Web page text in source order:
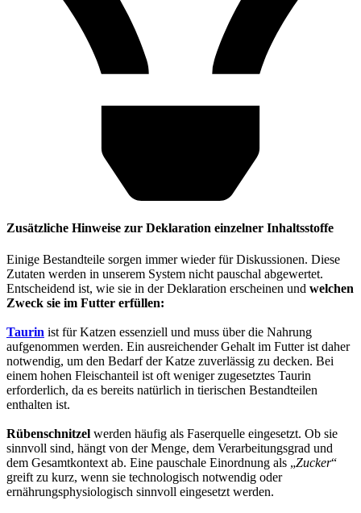
Zusätzliche Hinweise zur Deklaration einzelner Inhaltsstoffe
Einige Bestandteile sorgen immer wieder für Diskussionen. Diese
Zutaten werden in unserem System nicht pauschal abgewertet.
Entscheidend ist, wie sie in der Deklaration erscheinen und welchen
Zweck sie im Futter erfüllen:
Taurin ist für Katzen essenziell und muss über die Nahrung
aufgenommen werden. Ein ausreichender Gehalt im Futter ist daher
notwendig, um den Bedarf der Katze zuverlässig zu decken. Bei
einem hohen Fleischanteil ist oft weniger zugesetztes Taurin
erforderlich, da es bereits natürlich in tierischen Bestandteilen
enthalten ist.
Rübenschnitzel werden häufig als Faserquelle eingesetzt. Ob sie
sinnvoll sind, hängt von der Menge, dem Verarbeitungsgrad und
dem Gesamtkontext ab. Eine pauschale Einordnung als „Zucker“
greift zu kurz, wenn sie technologisch notwendig oder
ernährungsphysiologisch sinnvoll eingesetzt werden.